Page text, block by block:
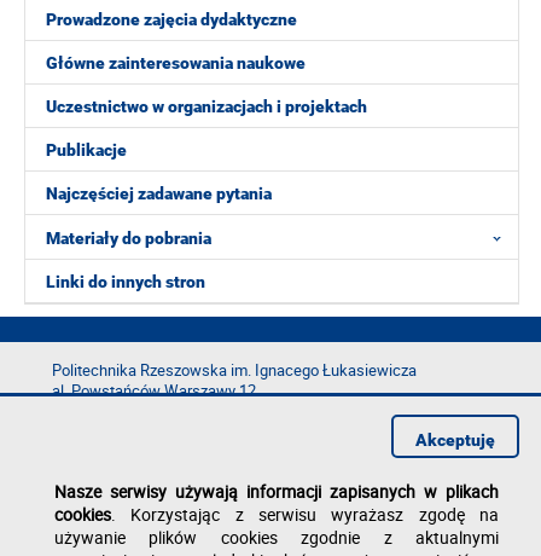
Prowadzone zajęcia dydaktyczne
Główne zainteresowania naukowe
Uczestnictwo w organizacjach i projektach
Publikacje
Najczęściej zadawane pytania
Materiały do pobrania
Linki do innych stron
Politechnika Rzeszowska im. Ignacego Łukasiewicza
al. Powstańców Warszawy 12
e-mail:kancelaria@prz.edu.pl
Deklaracja dostępności
Polityka prywatności
Nasze serwisy używają informacji zapisanych w plikach
cookies. Korzystając z serwisu wyrażasz zgodę na
używanie plików cookies zgodnie z aktualnymi
Akceptuję